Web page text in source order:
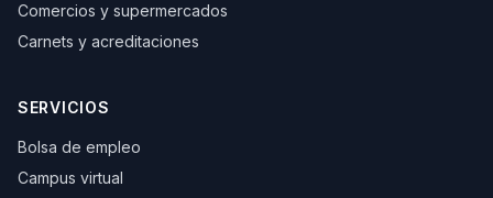
Comercios y supermercados
Carnets y acreditaciones
SERVICIOS
Bolsa de empleo
Campus virtual